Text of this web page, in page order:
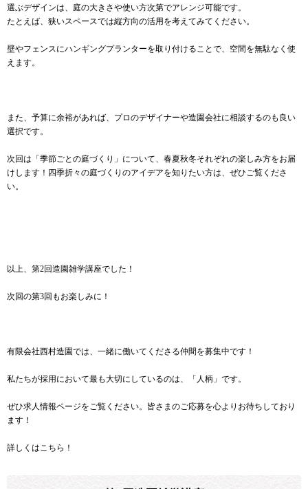
選ぶデザインは、庭の大きさや使い方次第でアレンジ可能です。
たとえば、狭いスペースでは縦方向の活用を考えてみてください。
壁やフェンスにハンギングプランターを取り付けることで、空間を無駄なく使
えます。
また、予算に余裕があれば、プロのデザイナーや造園会社に相談するのも良い
選択です。
次回は「季節ごとの庭づくり」について、春夏秋冬それぞれの楽しみ方をお届
けします！四季折々の庭づくりのアイデアを知りたい方は、ぜひご覧くださ
い。
以上、第2回造園雑学講座でした！
次回の第3回もお楽しみに！
有限会社西村造園では、一緒に働いてくださる仲間を募集中です！
私たちが採用において最も大切にしているのは、「人柄」です。
ぜひ求人情報ページをご覧ください。皆さまのご応募を心よりお待ちしており
ます！
詳しくはこちら！